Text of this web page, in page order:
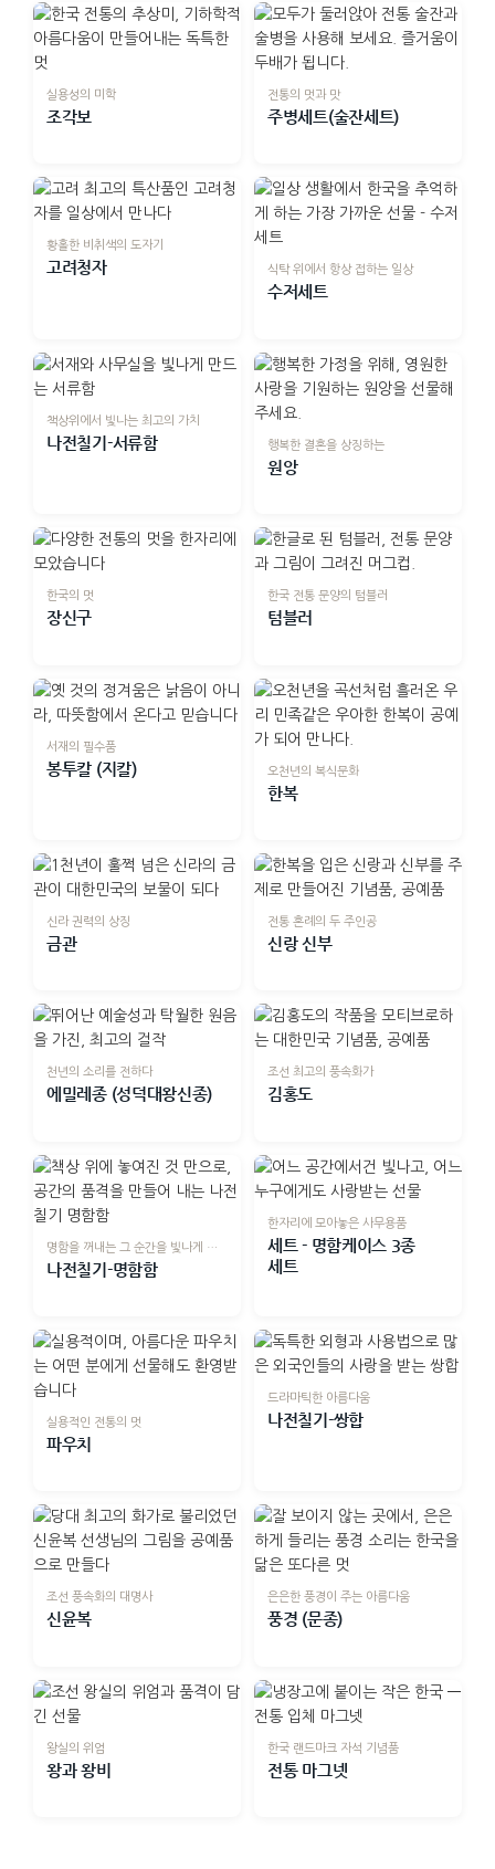
실용성의 미학
조각보
전통의 멋과 맛
주병세트(술잔세트)
황홀한 비취색의 도자기
고려청자 식탁 위에서 항상 접하는 일상
수저세트
책상위에서 빛나는 최고의 가치
나전칠기-서류함 행복한 결혼을 상징하는
원앙
한국의 멋
장신구
한국 전통 문양의 텀블러
텀블러
서재의 필수품
봉투칼 (지칼) 오천년의 복식문화
한복
신라 권력의 상징
금관
전통 혼례의 두 주인공
신랑 신부
천년의 소리를 전하다
에밀레종 (성덕대왕신종)
조선 최고의 풍속화가
김홍도
명함을 꺼내는 그 순간을 빛나게 하는
나전칠기-명함함
한자리에 모아놓은 사무용품
세트 - 명함케이스 3종
세트
실용적인 전통의 멋
파우치
드라마틱한 아름다움
나전칠기-쌍합
조선 풍속화의 대명사
신윤복
은은한 풍경이 주는 아름다움
풍경 (문종)
왕실의 위엄
왕과 왕비
한국 랜드마크 자석 기념품
전통 마그넷